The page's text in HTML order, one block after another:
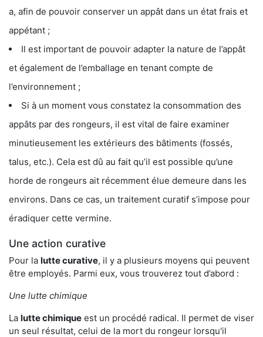
a, afin de pouvoir conserver un appât dans un état frais et
appétant ;
Il est important de pouvoir adapter la nature de l’appât
et également de l’emballage en tenant compte de
l’environnement ;
Si à un moment vous constatez la consommation des
appâts par des rongeurs, il est vital de faire examiner
minutieusement les extérieurs des bâtiments (fossés,
talus, etc.). Cela est dû au fait qu’il est possible qu’une
horde de rongeurs ait récemment élue demeure dans les
environs. Dans ce cas, un traitement curatif s’impose pour
éradiquer cette vermine.
Une action curative
Pour la lutte curative, il y a plusieurs moyens qui peuvent
être employés. Parmi eux, vous trouverez tout d’abord :
Une lutte chimique
La lutte chimique est un procédé radical. Il permet de viser
un seul résultat, celui de la mort du rongeur lorsqu'il